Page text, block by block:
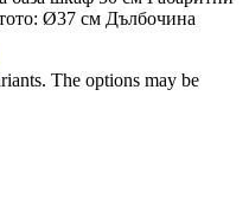
Ø37 см Дълбочина
The options may be